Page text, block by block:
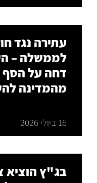
עתירה נגד
לממשלה –
דחה על
מהמדינה
16 ביולי 2026
בג"ץ הוציא